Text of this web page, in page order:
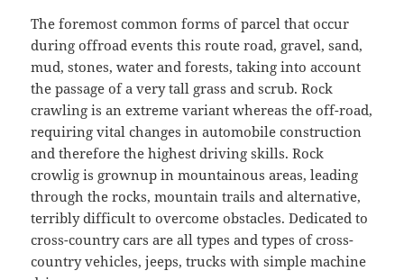
The foremost common forms of parcel that occur
during offroad events this route road, gravel, sand,
mud, stones, water and forests, taking into account
the passage of a very tall grass and scrub. Rock
crawling is an extreme variant whereas the off-road,
requiring vital changes in automobile construction
and therefore the highest driving skills. Rock
crowlig is grownup in mountainous areas, leading
through the rocks, mountain trails and alternative,
terribly difficult to overcome obstacles. Dedicated to
cross-country cars are all types and types of cross-
country vehicles, jeeps, trucks with simple machine